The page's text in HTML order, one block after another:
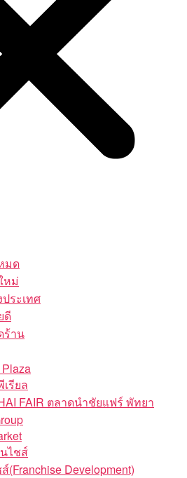
มด
หม่
ระเทศ
ดี
ร้าน
รียล
FAIR ตลาดนำชัยแฟร์ พัทยา
ไชส์
(Franchise Development)